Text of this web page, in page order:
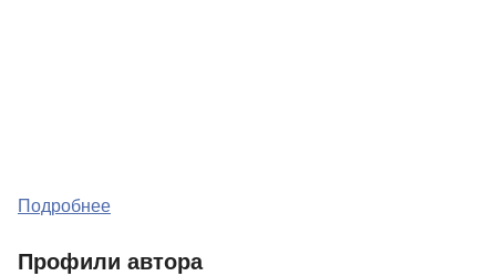
Подробнее
Профили автора